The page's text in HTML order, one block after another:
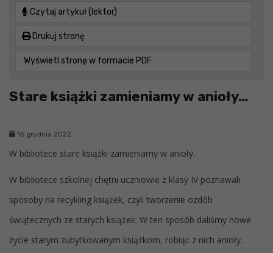
Czytaj artykuł (lektor)
Drukuj stronę
Wyświetl stronę w formacie PDF
Stare książki zamieniamy w anioły…
16 grudnia 2022
W bibliotece stare książki zamieniamy w anioły.
W bibliotece szkolnej chętni uczniowie z klasy IV poznawali
sposoby na recykling książek, czyli tworzenie ozdób
świątecznych ze starych książek. W ten sposób daliśmy nowe
życie starym zubytkowanym książkom, robiąc z nich anioły.